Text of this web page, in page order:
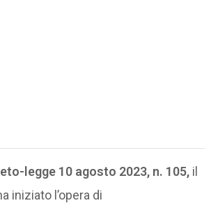
legge 10 agosto 2023, n. 105, il
iniziato l’opera di